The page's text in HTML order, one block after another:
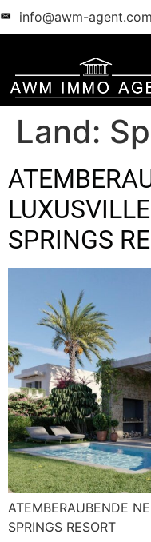
info@awm-agent.com
Land:
SPRINGS
ATEMBERAUBENDE
SPRINGS RESORT